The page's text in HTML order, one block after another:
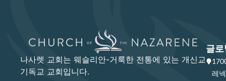
나사렛 교회는 웨슬리안-거룩한 전통에 있는 개신교
기독교 교회입니다.
글로
레